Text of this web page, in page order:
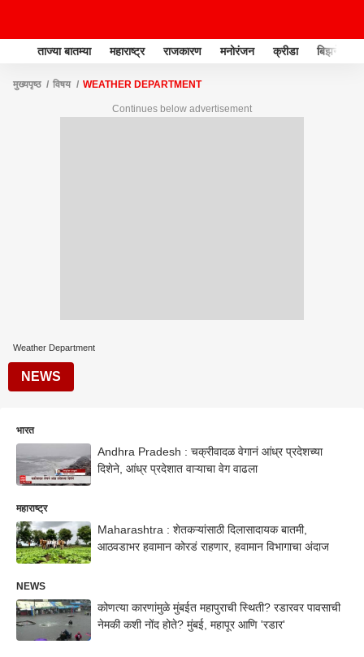
ताज्या बातम्या महाराष्ट्र राजकारण मनोरंजन क्रीडा बिझनेस
मुख्यपृष्ठ विषय WEATHER DEPARTMENT
Continues below advertisement
Weather Department
NEWS
भारत
Andhra Pradesh : चक्रीवादळ वेगानं आंध्र प्रदेशच्या
दिशेने, आंध्र प्रदेशात वाऱ्याचा वेग वाढला
महाराष्ट्र
Maharashtra : शेतकऱ्यांसाठी दिलासादायक बातमी,
आठवडाभर हवामान कोरडं राहणार, हवामान विभागाचा अंदाज
NEWS
कोणत्या कारणांमुळे मुंबईत महापुराची स्थिती? रडारवर पावसाची
नेमकी कशी नोंद होते? मुंबई, महापूर आणि 'रडार'